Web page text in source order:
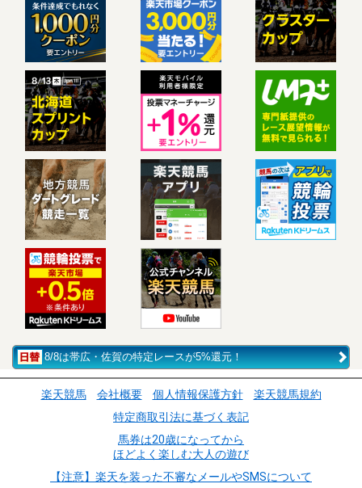
8/8は帯広・佐賀の特定レースが5%還元！
楽天競馬 会社概要 個人情報保護方針
楽天競馬規約
特定商取引法に基づく表記
馬券は20歳になってから
ほどよく楽しむ大人の遊び
【注意】楽天を装った不審なメールやSMSについて